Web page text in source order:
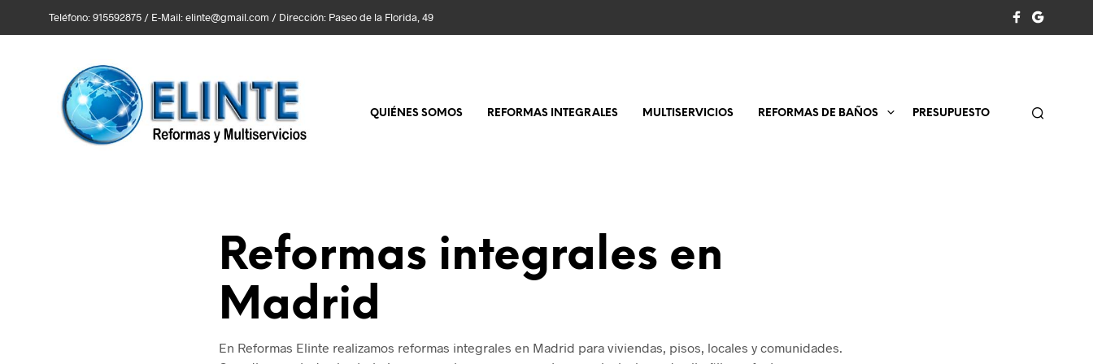
Teléfono: 915592875 / E-Mail: elinte@gmail.com / Dirección: Paseo de la Florida, 49
QUIÉNES SOMOS REFORMAS INTEGRALES MULTISERVICIOS REFORMAS DE BAÑOS PRESUPUESTO
Reformas integrales en
Madrid
En Reformas Elinte realizamos reformas integrales en Madrid para viviendas, pisos, locales y comunidades.